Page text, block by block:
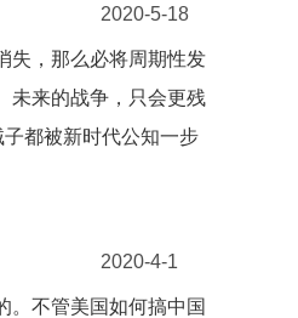
2020-5-18
失，那么必将周期性发
未来的战争，只会更残
都被新时代公知一步
2020-4-1
。不管美国如何搞中国